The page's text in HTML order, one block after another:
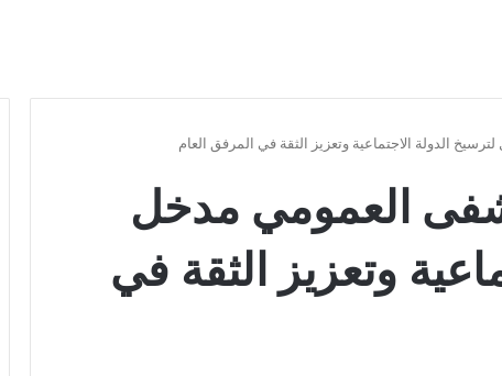
الدولة الاجتماعية وتعزيز الثقة في المرفق العام
العمومي مدخل
وتعزيز الثقة في